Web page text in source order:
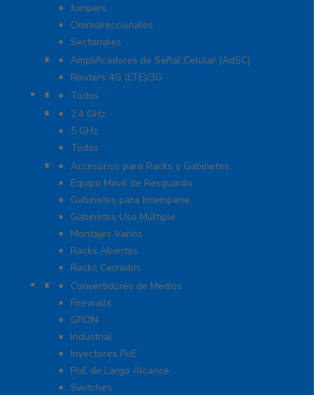
Jumpers
Omnidireccionales
Sectoriales
Cobertura para Celular 4G LTE, 3G y Voz
Amplificadores de Señal Celular (AdSC)
Routers 4G (LTE)/3G
Enlaces de Backhaul
Todos
Enlaces PtP y PtMP
2.4 GHz
5 GHz
Todos
Racks y Gabinetes
Accesorios para Racks y Gabinetes
Equipo Móvil de Resguardo
Gabinetes para Intemperie
Gabinetes Uso Múltiple
Montajes Varios
Racks Abiertos
Racks Cerrados
Networking
Convertidores de Medios
Firewalls
GPON
Industrial
Inyectores PoE
PoE de Largo Alcance
Switches